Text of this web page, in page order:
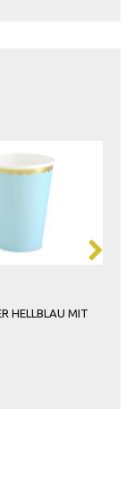
HELLBLAU MIT